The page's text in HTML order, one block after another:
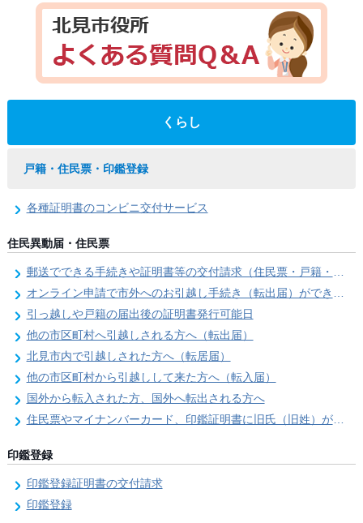
くらし
戸籍・住民票・印鑑登録
各種証明書のコンビニ交付サービス
住民異動届・住民票
郵送でできる手続きや証明書等の交付請求（住民票・戸籍・国民年金関係）
オンライン申請で市外へのお引越し手続き（転出届）ができます
引っ越しや戸籍の届出後の証明書発行可能日
他の市区町村へ引越しされる方へ（転出届）
北見市内で引越しされた方へ（転居届）
他の市区町村から引越しして来た方へ（転入届）
国外から転入された方、国外へ転出される方へ
住民票やマイナンバーカード、印鑑証明書に旧氏（旧姓）が併記できるようになりました！
印鑑登録
印鑑登録証明書の交付請求
印鑑登録